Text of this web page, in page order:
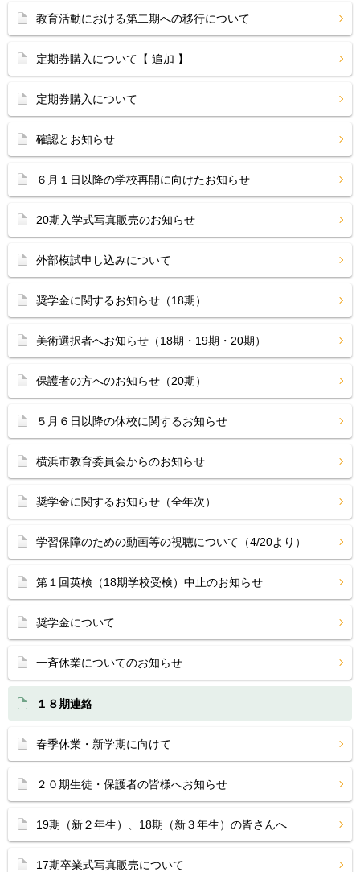
教育活動における第二期への移行について
定期券購入について【 追加 】
定期券購入について
確認とお知らせ
６月１日以降の学校再開に向けたお知らせ
20期入学式写真販売のお知らせ
外部模試申し込みについて
奨学金に関するお知らせ（18期）
美術選択者へお知らせ（18期・19期・20期）
保護者の方へのお知らせ（20期）
５月６日以降の休校に関するお知らせ
横浜市教育委員会からのお知らせ
奨学金に関するお知らせ（全年次）
学習保障のための動画等の視聴について（4/20より）
第１回英検（18期学校受検）中止のお知らせ
奨学金について
一斉休業についてのお知らせ
１８期連絡
春季休業・新学期に向けて
２０期生徒・保護者の皆様へお知らせ
19期（新２年生）、18期（新３年生）の皆さんへ
17期卒業式写真販売について